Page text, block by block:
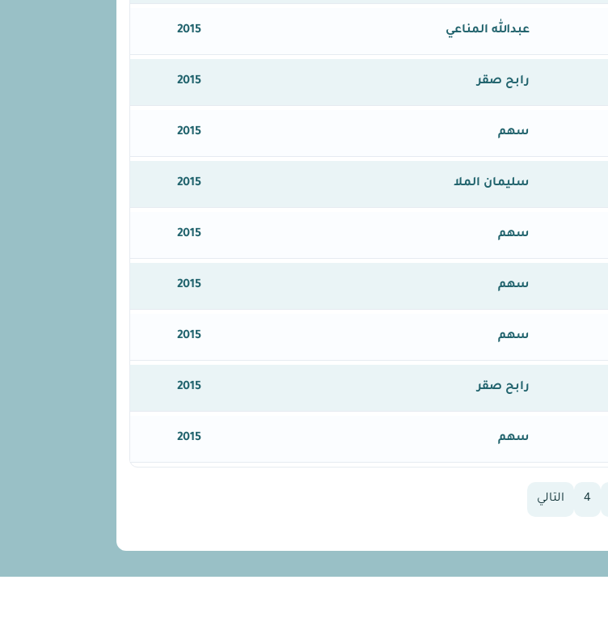
عبدالله المناعي 2015
رابح صقر 2015
سهم 2015
سليمان الملا 2015
سهم 2015
سهم 2015
سهم 2015
رابح صقر 2015
سهم 2015
4 التالي